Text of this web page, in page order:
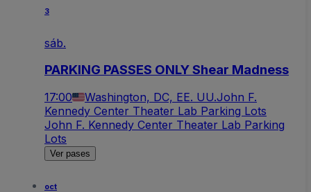
3
sáb.
PARKING PASSES ONLY Shear Madness
17:00 Washington, DC, EE. UU.John F.
Kennedy Center Theater Lab Parking Lots
John F. Kennedy Center Theater Lab Parking
Lots
Ver pases
oct